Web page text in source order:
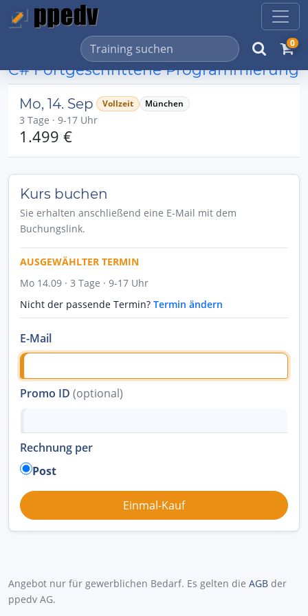
0
C# Fortgeschrittene Programmierung
Mo, 14. Sep Vollzeit München
3 Tage · 9-17 Uhr
1.499 €
Kurs buchen
Sie erhalten anschließend eine E-Mail mit dem
Buchungslink.
AUSGEWÄHLTER TERMIN
Mo 14.09 · 3 Tage · 9-17 Uhr
Nicht der passende Termin? Termin ändern
E-Mail
Promo ID (optional)
Rechnung per
Post
Angebot nur für gewerblichen Bedarf. Es gelten die AGB der
ppedv AG.